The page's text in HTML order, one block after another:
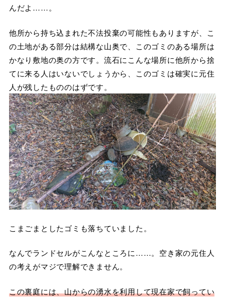
んだよ……。
他所から持ち込まれた不法投棄の可能性もありますが、こ
の土地がある部分は結構な山奥で、このゴミのある場所は
かなり敷地の奥の方です。流石にこんな場所に他所から捨
てに来る人はいないでしょうから、このゴミは確実に元住
人が残したもののはずです。
こまごまとしたゴミも落ちていました。
なんでランドセルがこんなところに……。空き家の元住人
の考えがマジで理解できません。
この裏庭には、山からの湧水を利用して現在家で飼ってい